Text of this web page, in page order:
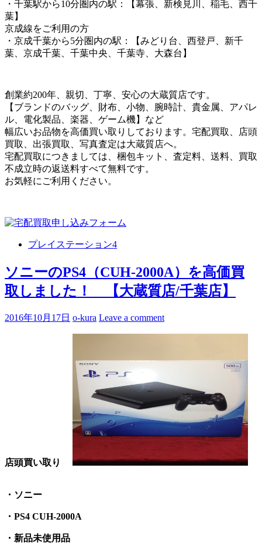
・千葉駅から10分圏内の駅：【幕張、新検見川、稲毛、西千
葉】
京成線をご利用の方
・京成千葉から5分圏内の駅：【みどり台、西登戸、新千
葉、京成千葉、千葉中央、千葉寺、大森台】
創業約200年、親切、丁寧、安心の大蔵質店です。
【ブランドのバッグ、財布、小物、腕時計、貴金属、アパレ
ル、電化製品、楽器、ゲーム機】など
幅広いお品物を高価買い取りしております。宅配買取、店頭
買取、出張買取、写真査定は大蔵質店へ。
宅配買取につきましては、梱包キット、査定料、送料、買取
不成立時の返送料すべて無料です。
お気軽にご利用ください。
プレイステーション4
ソニーのPS4（CUH-2000A）を高価買
取しました！ 【大蔵質店/千葉店】
2016年10月17日 o-kura Leave a comment
店頭買い取り
・ソニー
・PS4 CUH-2000A
・新品未使用品